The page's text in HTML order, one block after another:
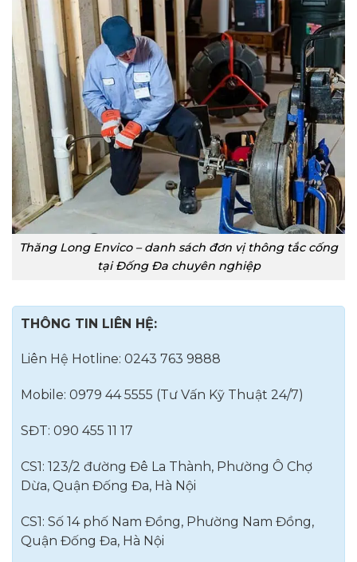
Thăng Long Envico – danh sách đơn vị thông tắc cống
tại Đống Đa chuyên nghiệp
THÔNG TIN LIÊN HỆ:
Liên Hệ Hotline: 0243 763 9888
Mobile: 0979 44 5555 (Tư Vấn Kỹ Thuật 24/7)
SĐT: 090 455 11 17
CS1: 123/2 đường Đê La Thành, Phường Ô Chợ
Dừa, Quận Đống Đa, Hà Nội
CS1: Số 14 phố Nam Đồng, Phường Nam Đồng,
Quận Đống Đa, Hà Nội